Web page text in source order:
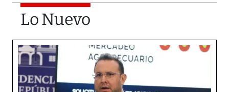
Lo Nuevo